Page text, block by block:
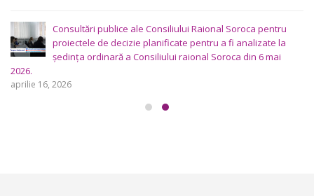
Consultări publice ale Consiliului Raional Soroca pentru
proiectele de decizie planificate pentru a fi analizate la
ședința ordinară a Consiliului raional Soroca din 6 mai
2026.
aprilie 16, 2026